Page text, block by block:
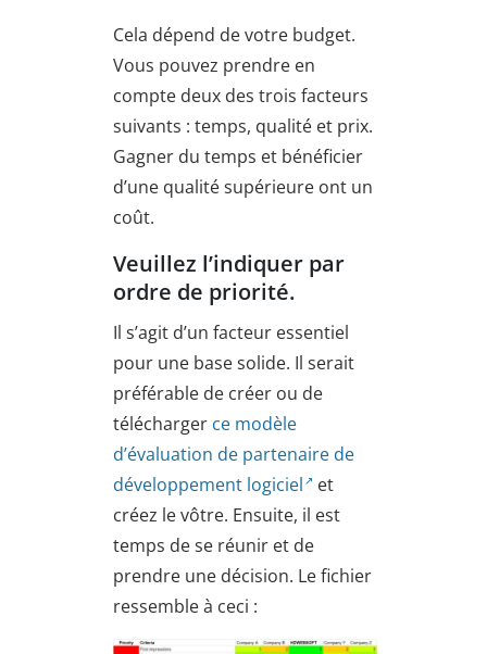
Cela dépend de votre budget.
Vous pouvez prendre en
compte deux des trois facteurs
suivants : temps, qualité et prix.
Gagner du temps et bénéficier
d’une qualité supérieure ont un
coût.
Veuillez l’indiquer par
ordre de priorité.
Il s’agit d’un facteur essentiel
pour une base solide. Il serait
préférable de créer ou de
télécharger ce modèle
d’évaluation de partenaire de
développement logiciel
et
créez le vôtre. Ensuite, il est
temps de se réunir et de
prendre une décision. Le fichier
ressemble à ceci :